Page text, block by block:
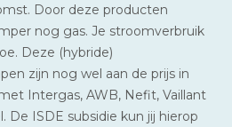
Door deze producten
nog gas. Je stroomverbruik
Deze (hybride)
zijn nog wel aan de prijs in
Intergas, AWB, Nefit, Vaillant
De ISDE subsidie kun jij hierop